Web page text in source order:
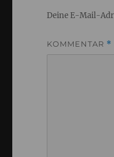
Deine E-Mail-
KOMMENTAR *